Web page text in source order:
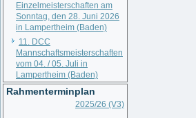
Einzelmeisterschaften am
Sonntag, den 28. Juni 2026
in Lampertheim (Baden)
11. DCC
Mannschaftsmeisterschaften
vom 04. / 05. Juli in
Lampertheim (Baden)
Rahmenterminplan
2025/26 (V3)